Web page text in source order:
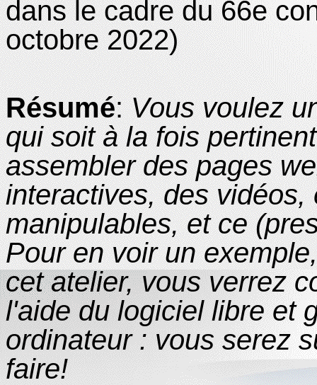
dans le cadre du 66e
octobre 2022)
Résumé: Vous voulez
qui soit à la fois
assembler des pages
interactives, des
manipulables, et ce
Pour en voir un
cet atelier, vous verrez
l'aide du logiciel libre et
ordinateur : vous serez
faire!